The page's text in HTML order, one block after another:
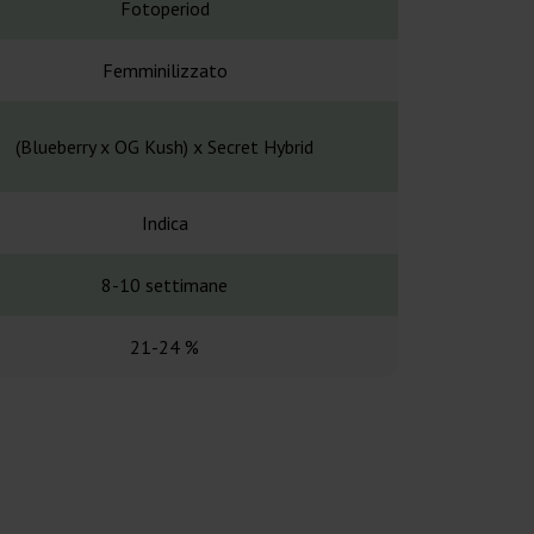
Fotoperiod
Femminilizzato
(Blueberry x OG Kush) x Secret Hybrid
Indica
8-10 settimane
21-24 %